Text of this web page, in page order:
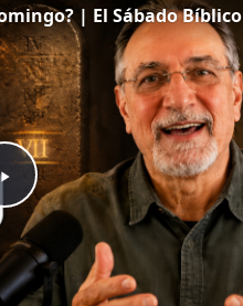
| El Sábado Bíblico